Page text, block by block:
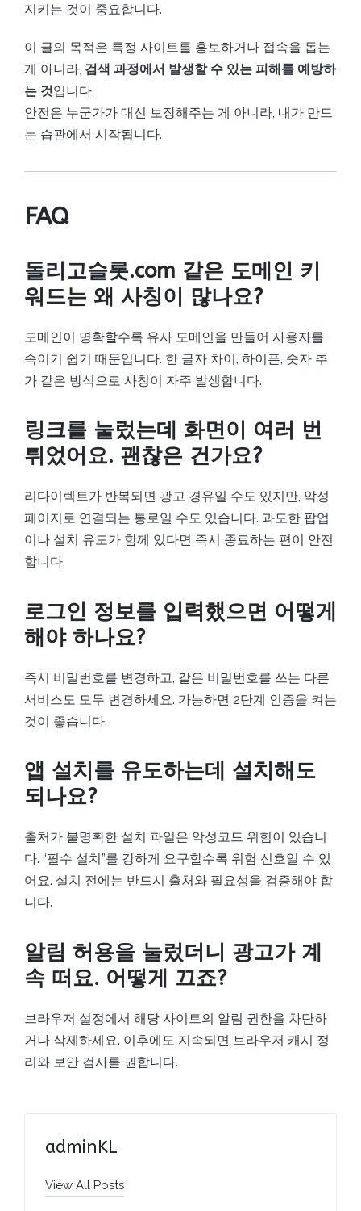
지키는 것이 중요합니다.
이 글의 목적은 특정 사이트를 홍보하거나 접속을 돕는
게 아니라, 검색 과정에서 발생할 수 있는 피해를 예방하
는 것입니다.
안전은 누군가가 대신 보장해주는 게 아니라, 내가 만드
는 습관에서 시작됩니다.
FAQ
돌리고슬롯.com 같은 도메인 키
워드는 왜 사칭이 많나요?
도메인이 명확할수록 유사 도메인을 만들어 사용자를
속이기 쉽기 때문입니다. 한 글자 차이, 하이픈, 숫자 추
가 같은 방식으로 사칭이 자주 발생합니다.
링크를 눌렀는데 화면이 여러 번
튀었어요. 괜찮은 건가요?
리다이렉트가 반복되면 광고 경유일 수도 있지만, 악성
페이지로 연결되는 통로일 수도 있습니다. 과도한 팝업
이나 설치 유도가 함께 있다면 즉시 종료하는 편이 안전
합니다.
로그인 정보를 입력했으면 어떻게
해야 하나요?
즉시 비밀번호를 변경하고, 같은 비밀번호를 쓰는 다른
서비스도 모두 변경하세요. 가능하면 2단계 인증을 켜는
것이 좋습니다.
앱 설치를 유도하는데 설치해도
되나요?
출처가 불명확한 설치 파일은 악성코드 위험이 있습니
다. “필수 설치”를 강하게 요구할수록 위험 신호일 수 있
어요. 설치 전에는 반드시 출처와 필요성을 검증해야 합
니다.
알림 허용을 눌렀더니 광고가 계
속 떠요. 어떻게 끄죠?
브라우저 설정에서 해당 사이트의 알림 권한을 차단하
거나 삭제하세요. 이후에도 지속되면 브라우저 캐시 정
리와 보안 검사를 권합니다.
adminKL
View All Posts